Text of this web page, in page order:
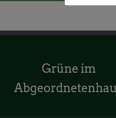
Grüne im